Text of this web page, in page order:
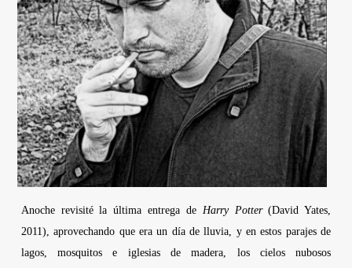
Anoche revisité la última entrega de Harry Potter(David Yates
2011), aprovechando que era un día de lluvia, y en estos parajes de
lagos, mosquitos e iglesias de madera, los cielos nubosos